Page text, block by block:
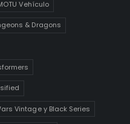
Vehículo
& Dragons
Vintage y Black Series